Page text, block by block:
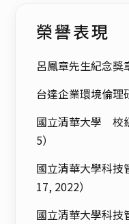
榮譽表現
呂鳳章先生紀念獎
台達企業環境倫
國立清華大學 校
5）
國立清華大學科
17, 2022）
國立清華大學科